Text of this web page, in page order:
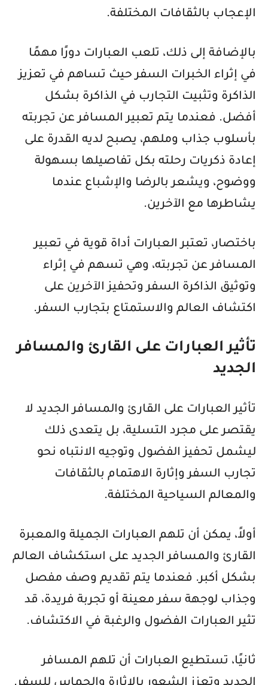
الإعجاب بالثقافات المختلفة.
بالإضافة إلى ذلك، تلعب العبارات دورًا مهمًا
في إثراء الخبرات السفر حيث تساهم في تعزيز
الذاكرة وتثبيت التجارب في الذاكرة بشكل
أفضل. فعندما يتم تعبير المسافر عن تجربته
بأسلوب جذاب وملهم، يصبح لديه القدرة على
إعادة ذكريات رحلته بكل تفاصيلها بسهولة
ووضوح، ويشعر بالرضا والإشباع عندما
يشاطرها مع الآخرين.
باختصار، تعتبر العبارات أداة قوية في تعبير
المسافر عن تجربته، وهي تسهم في إثراء
وتوثيق الذاكرة السفر وتحفيز الآخرين على
اكتشاف العالم والاستمتاع بتجارب السفر.
تأثير العبارات على القارئ والمسافر
الجديد
تأثير العبارات على القارئ والمسافر الجديد لا
يقتصر على مجرد التسلية، بل يتعدى ذلك
ليشمل تحفيز الفضول وتوجيه الانتباه نحو
تجارب السفر وإثارة الاهتمام بالثقافات
والمعالم السياحية المختلفة.
أولاً، يمكن أن تلهم العبارات الجميلة والمعبرة
القارئ والمسافر الجديد على استكشاف العالم
بشكل أكبر. فعندما يتم تقديم وصف مفصل
وجذاب لوجهة سفر معينة أو تجربة فريدة، قد
تثير العبارات الفضول والرغبة في الاكتشاف.
ثانيًا، تستطيع العبارات أن تلهم المسافر